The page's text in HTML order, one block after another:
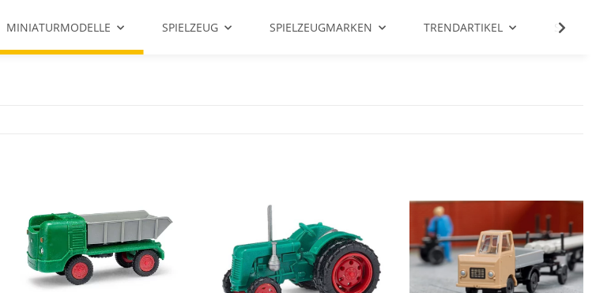
MINIATURMODELLE SPIELZEUG SPIELZEUGMARKEN TRENDARTIKEL SALE %